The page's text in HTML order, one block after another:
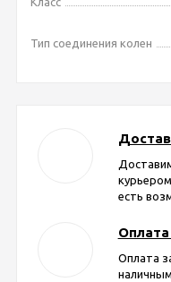
Тип соединения колен
есть
Оплата